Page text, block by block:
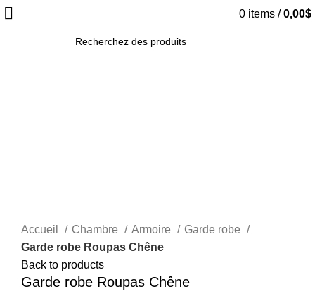
0 items / 0,00$
Accueil
Chambre Armoire
Garde robe
Garde robe Roupas Chêne
Back to products
Garde robe Roupas Chêne